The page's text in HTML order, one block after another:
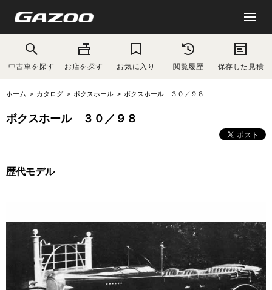
中古車を探す お店を探す お気に入り 閲覧履歴 保存した見積
ホーム カタログ ボクスホール ボクスホール ３０／９８
ボクスホール ３０／９８
歴代モデル